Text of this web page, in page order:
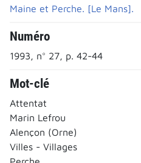
Maine et Perche. [Le Mans].
Numéro
1993, n° 27, p. 42-44
Mot-clé
Attentat
Marin Lefrou
Alençon (Orne)
Villes - Villages